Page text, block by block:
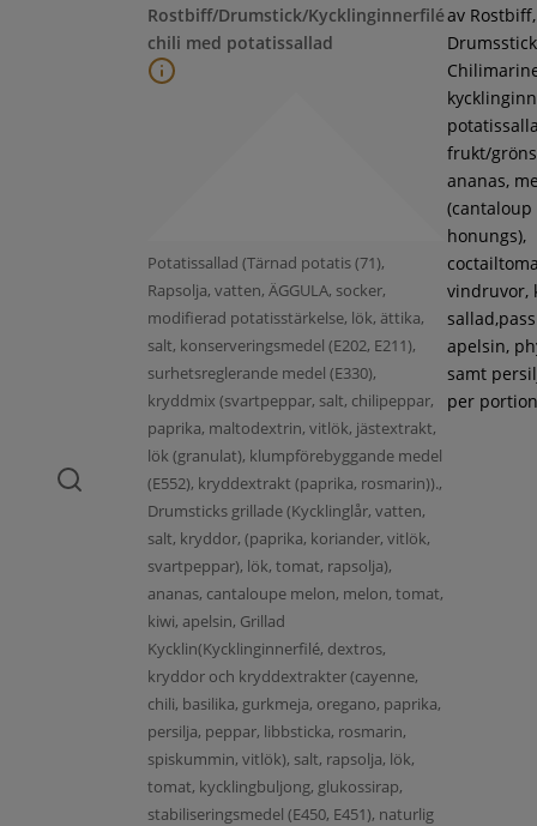
Rostbiff/Drumstick/Kycklinginnerfilé
chili med potatissallad
Potatissallad (Tärnad potatis (71),
Rapsolja, vatten, ÄGGULA, socker,
modifierad potatisstärkelse, lök, ättika,
salt, konserveringsmedel (E202, E211),
surhetsreglerande medel (E330),
kryddmix (svartpeppar, salt, chilipeppar,
paprika, maltodextrin, vitlök, jästextrakt,
lök (granulat), klumpförebyggande medel
(E552), kryddextrakt (paprika, rosmarin)).,
Drumsticks grillade (Kycklinglår, vatten,
salt, kryddor, (paprika, koriander, vitlök,
svartpeppar), lök, tomat, rapsolja),
ananas, cantaloupe melon, melon, tomat,
kiwi, apelsin, Grillad
Kycklin(Kycklinginnerfilé, dextros,
kryddor och kryddextrakter (cayenne,
chili, basilika, gurkmeja, oregano, paprika,
persilja, peppar, libbsticka, rosmarin,
spiskummin, vitlök), salt, rapsolja, lök,
tomat, kycklingbuljong, glukossirap,
stabiliseringsmedel (E450, E451), naturlig
av Rostbiff,
frukt/
ananas,
(cantaloup
honungs),
vindruvor,
apelsin,
samt
per